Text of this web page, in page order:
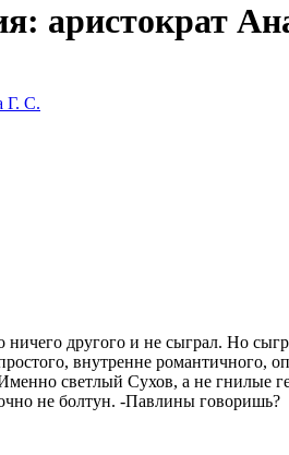
аристократ
Г. С.
другого и не сыграл. Но
внутренне
светлый Сухов, а не гнилые
не болтун. -Павлины говоришь?